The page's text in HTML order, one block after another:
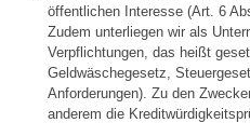
öffentlichen Interesse (Art. 6
Zudem unterliegen wir als
Verpflichtungen, das heißt
Geldwäschegesetz,
Anforderungen). Zu den
anderem die